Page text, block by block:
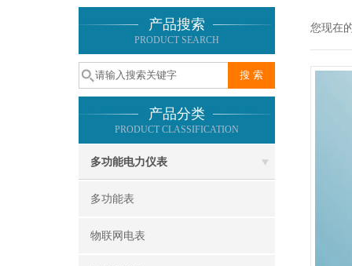
产品搜索
PRODUCT SEARCH
产品分类
PRODUCT CLASSIFICATION
多功能电力仪表
多功能表
物联网电表
您现在